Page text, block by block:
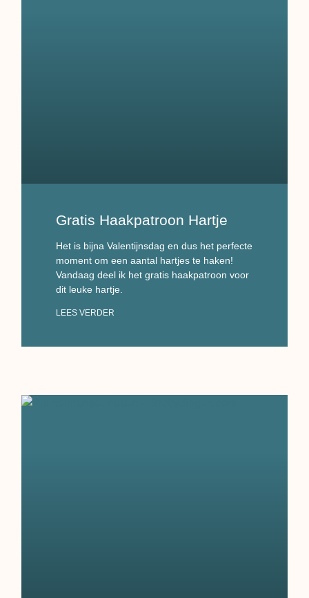
Gratis Haakpatroon Hartje
Het is bijna Valentijnsdag en dus het perfecte
moment om een aantal hartjes te haken!
Vandaag deel ik het gratis haakpatroon voor
dit leuke hartje.
LEES VERDER